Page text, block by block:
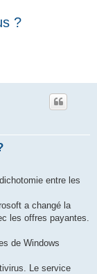
?
entre les
a changé la
les offres payantes.
de Windows
Le service